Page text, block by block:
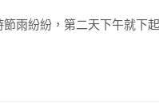
雨紛紛，第二天下午就下